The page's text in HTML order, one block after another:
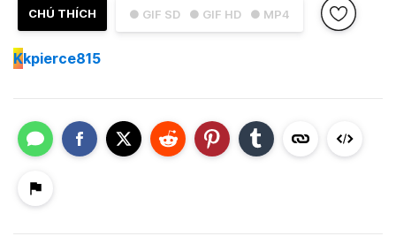
● GIF SD ● GIF HD ● MP4
CHÚ THÍCH
Kkpierce815